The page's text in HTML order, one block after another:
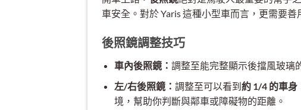
車安全。對於 Yaris 這種小型車而言，更需要
後照鏡調整技巧
車內後照鏡： 調整至能完整顯示後擋風玻璃
左/右後照鏡： 調整至可以看到約 1/4 的車身
境，幫助你判斷與鄰車或障礙物的距離。